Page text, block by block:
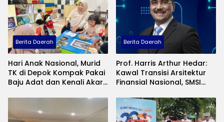
Berita Daerah
Hari Anak Nasional, Murid
TK di Depok Kompak Pakai
Baju Adat dan Kenali Akar
Berita Daerah
Prof. Harris Arthur Hedar:
Kawal Transisi Arsitektur
Finansial Nasional, SMSI
di Bali